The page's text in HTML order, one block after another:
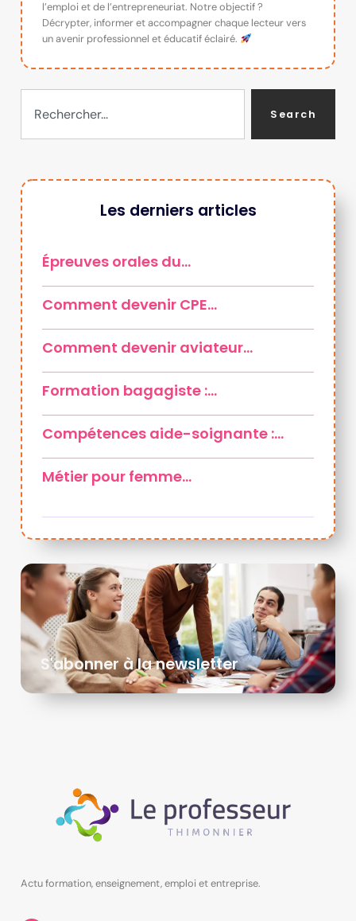
l’emploi et de l’entrepreneuriat. Notre objectif ?
Décrypter, informer et accompagner chaque lecteur vers
un avenir professionnel et éducatif éclairé.
Search
Les derniers articles
Épreuves orales du…
Comment devenir CPE…
Comment devenir aviateur…
Formation bagagiste :…
Compétences aide-soignante :…
Métier pour femme…
S'abonner à la newsletter
Actu formation, enseignement, emploi et entreprise.